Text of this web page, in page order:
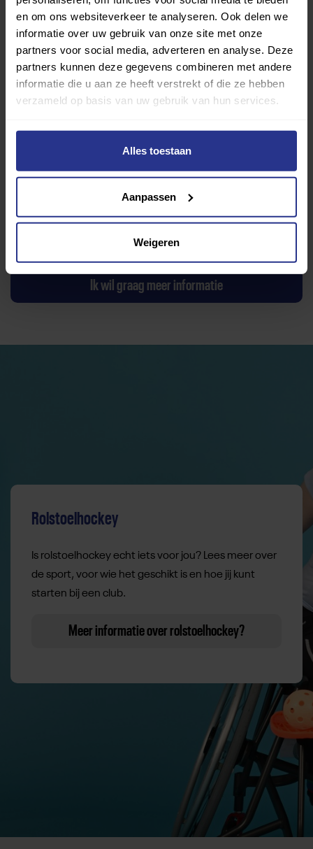
en om ons websiteverkeer te analyseren. Ook delen we
informatie over uw gebruik van onze site met onze
partners voor social media, adverteren en analyse. Deze
partners kunnen deze gegevens combineren met andere
informatie die u aan ze heeft verstrekt of die ze hebben
verzameld op basis van uw gebruik van hun services.
Alles toestaan
Aanpassen
Weigeren
SV Kampong Rolstoelhockey
Toevoegen als favoriet Delen
Wijziging voorstellen voor deze club? Klik hier
Ik wil graag een proefles
Ik wil graag meer informatie
Rolstoelhockey
Is rolstoelhockey echt iets voor jou? Lees meer over
de sport, voor wie het geschikt is en hoe jij kunt
starten bij een club.
Meer informatie over rolstoelhockey?